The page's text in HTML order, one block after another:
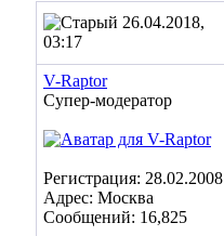
26.04.2018,
03:17
V-Raptor
Супер-модератор
Регистрация: 28.02.2008
Адрес: Москва
Сообщений: 16,825